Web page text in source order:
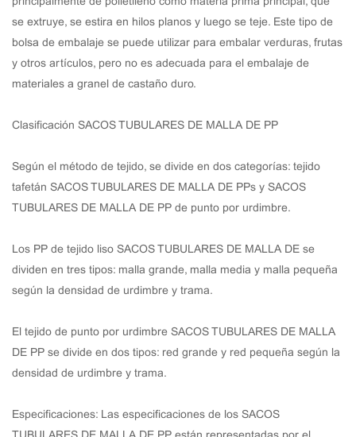
principalmente de polietileno como materia prima principal, que
se extruye, se estira en hilos planos y luego se teje. Este tipo de
bolsa de embalaje se puede utilizar para embalar verduras, frutas
y otros artículos, pero no es adecuada para el embalaje de
materiales a granel de castaño duro.
Clasificación SACOS TUBULARES DE MALLA DE PP
Según el método de tejido, se divide en dos categorías: tejido
tafetán SACOS TUBULARES DE MALLA DE PPs y SACOS
TUBULARES DE MALLA DE PP de punto por urdimbre.
Los PP de tejido liso SACOS TUBULARES DE MALLA DE se
dividen en tres tipos: malla grande, malla media y malla pequeña
según la densidad de urdimbre y trama.
El tejido de punto por urdimbre SACOS TUBULARES DE MALLA
DE PP se divide en dos tipos: red grande y red pequeña según la
densidad de urdimbre y trama.
Especificaciones: Las especificaciones de los SACOS